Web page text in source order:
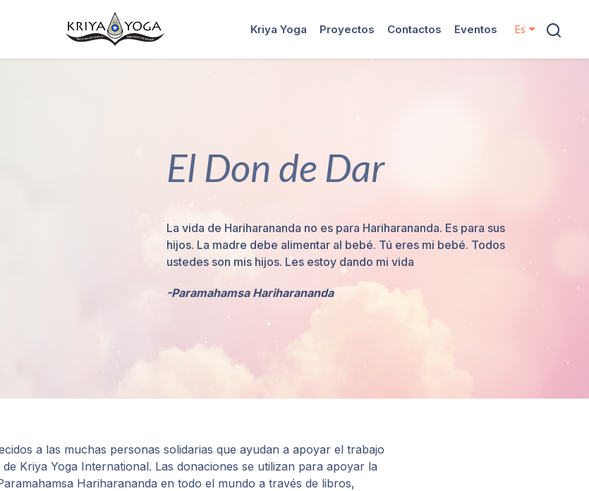
Kriya Yoga Proyectos Contactos Eventos Es
El Don de Dar
La vida de Hariharananda no es para Hariharananda. Es para sus
hijos. La madre debe alimentar al bebé. Tú eres mi bebé. Todos
ustedes son mis hijos. Les estoy dando mi vida
-Paramahamsa Hariharananda
a las muchas personas solidarias que ayudan a apoyar el trabajo
Kriya Yoga International. Las donaciones se utilizan para apoyar la
Hariharananda en todo el mundo a través de libros,